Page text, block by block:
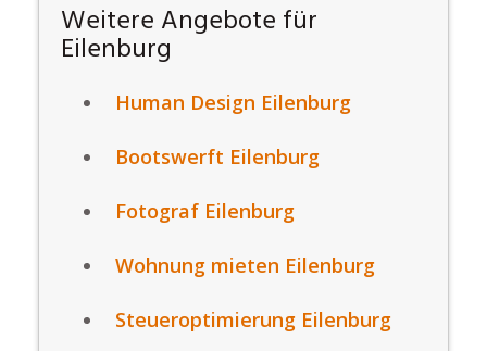
Weitere Angebote für
Eilenburg
Human Design Eilenburg
Bootswerft Eilenburg
Fotograf Eilenburg
Wohnung mieten Eilenburg
Steueroptimierung Eilenburg